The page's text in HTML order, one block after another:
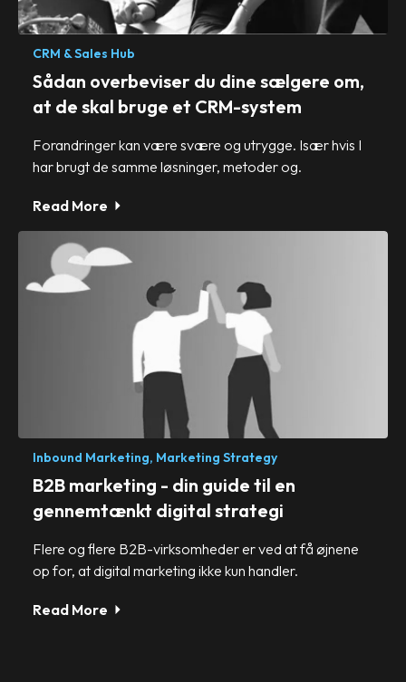
CRM & Sales Hub
Sådan overbeviser du dine sælgere om,
at de skal bruge et CRM-system
Forandringer kan være svære og utrygge. Især hvis I
har brugt de samme løsninger, metoder og.
Read More
Inbound Marketing, Marketing Strategy
B2B marketing - din guide til en
gennemtænkt digital strategi
Flere og flere B2B-virksomheder er ved at få øjnene
op for, at digital marketing ikke kun handler.
Read More